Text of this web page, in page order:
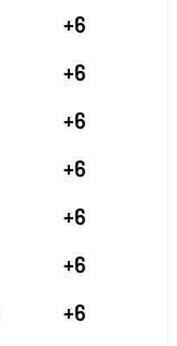
+6
+6
+6
+6
+6
+6
+6